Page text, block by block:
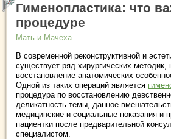
Гименопластика: что
процедуре
Мать-и-Мачеха
В современной реконструктивной и
существует ряд хирургических методик,
восстановление анатомических
Одной из таких операций является
процедура по восстановлению
деликатность темы, данное
медицинские и социальные показания и
пациентки после предварительной
специалистом.